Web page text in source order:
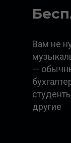
Вам не
—
другие